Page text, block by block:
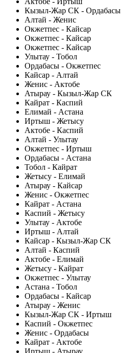
Кызыл-Жар СК - Ордабасы
Алтай - Женис
Окжетпес - Кайсар
Окжетпес - Кайсар
Окжетпес - Кайсар
Улытау - Тобол
Ордабасы - Окжетпес
Кайсар - Алтай
Женис - Актобе
Атырау - Кызыл-Жар СК
Кайрат - Каспий
Елимай - Астана
Иртыш - Жетысу
Актобе - Каспий
Алтай - Улытау
Окжетпес - Иртыш
Ордабасы - Астана
Тобол - Кайрат
Жетысу - Елимай
Атырау - Кайсар
Женис - Окжетпес
Кайрат - Астана
Каспий - Жетысу
Улытау - Актобе
Иртыш - Алтай
Кайсар - Кызыл-Жар СК
Алтай - Каспий
Актобе - Елимай
Жетысу - Кайрат
Окжетпес - Улытау
Астана - Тобол
Ордабасы - Кайсар
Атырау - Женис
Кызыл-Жар СК - Иртыш
Каспий - Окжетпес
Женис - Ордабасы
Кайрат - Актобе